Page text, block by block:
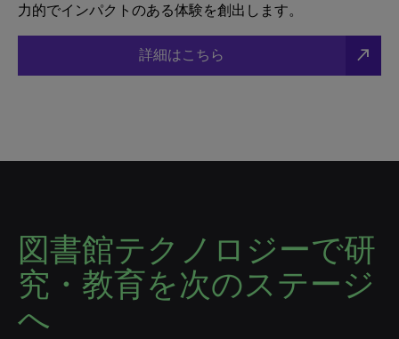
力的でインパクトのある体験を創出します。
詳細はこちら north_east
図書館テクノロジーで研
究・教育を次のステージ
へ